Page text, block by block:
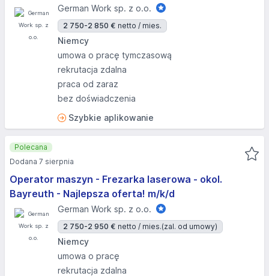
German Work sp. z o.o.
2 750-2 850 € netto / mies.
Niemcy
umowa o pracę tymczasową
rekrutacja zdalna
praca od zaraz
bez doświadczenia
Szybkie aplikowanie
Operator maszyn - Frezarka laserowa - okol.
Bayreuth - Najlepsza oferta! m/k/d
German Work sp. z o.o.
2 750-2 950 € netto / mies.(zal. od umowy)
Niemcy
umowa o pracę
rekrutacja zdalna
Polecana
Dodana 7 sierpnia